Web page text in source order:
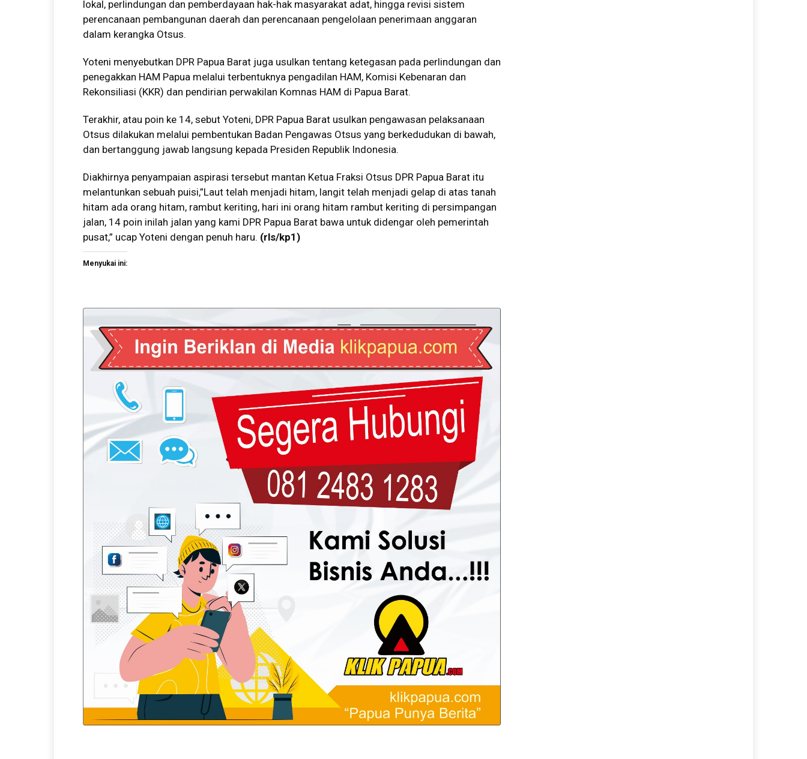
lokal, perlindungan dan pemberdayaan hak-hak masyarakat adat, hingga revisi sistem
perencanaan pembangunan daerah dan perencanaan pengelolaan penerimaan anggaran
dalam kerangka Otsus.
Yoteni menyebutkan DPR Papua Barat juga usulkan tentang ketegasan pada perlindungan dan
penegakkan HAM Papua melalui terbentuknya pengadilan HAM, Komisi Kebenaran dan
Rekonsiliasi (KKR) dan pendirian perwakilan Komnas HAM di Papua Barat.
Terakhir, atau poin ke 14, sebut Yoteni, DPR Papua Barat usulkan pengawasan pelaksanaan
Otsus dilakukan melalui pembentukan Badan Pengawas Otsus yang berkedudukan di bawah,
dan bertanggung jawab langsung kepada Presiden Republik Indonesia.
Diakhirnya penyampaian aspirasi tersebut mantan Ketua Fraksi Otsus DPR Papua Barat itu
melantunkan sebuah puisi,”Laut telah menjadi hitam, langit telah menjadi gelap di atas tanah
hitam ada orang hitam, rambut keriting, hari ini orang hitam rambut keriting di persimpangan
jalan, 14 poin inilah jalan yang kami DPR Papua Barat bawa untuk didengar oleh pemerintah
pusat,” ucap Yoteni dengan penuh haru. (rls/kp1)
Menyukai ini: